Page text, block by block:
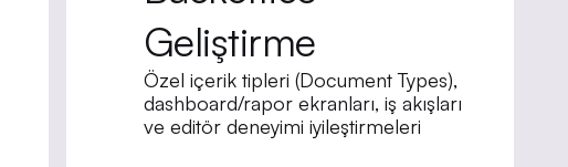
Geliştirme
Özel içerik tipleri (Document Types),
dashboard/rapor ekranları, iş akışları
ve editör deneyimi iyileştirmeleri